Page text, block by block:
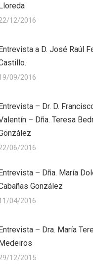
12/2016
a D. José Raúl
09/2016
– Dr. D.
– Dña. Teresa
06/2016
– Dña. María
González
04/2016
– Dra. María
12/2015